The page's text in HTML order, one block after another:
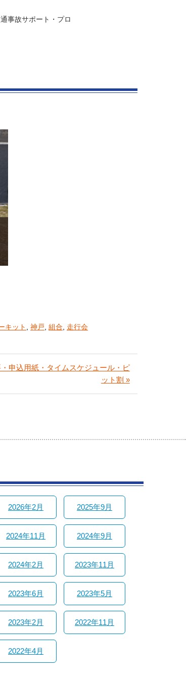
事故サポート・プロ
キット 神戸 組合 走行会
申込用紙・タイムスケジュール・ピ
ット割 »
2026年2月 2025年9月
2024年11月 2024年9月
2024年2月 2023年11月
2023年6月 2023年5月
2023年2月 2022年11月
2022年4月